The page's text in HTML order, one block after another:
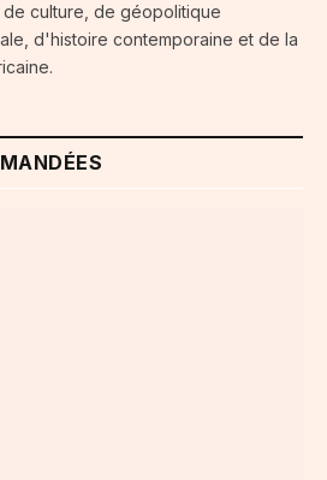
de culture, de géopolitique
d'histoire contemporaine et de la